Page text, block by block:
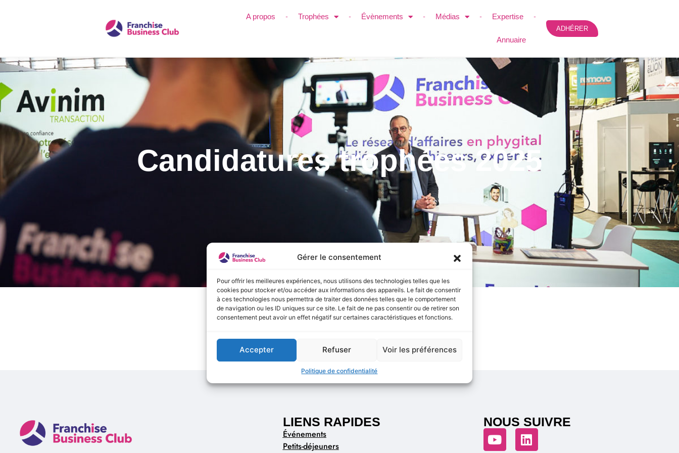
Gérer le consentement
Pour offrir les meilleures expériences, nous utilisons des technologies telles que les
cookies pour stocker et/ou accéder aux informations des appareils. Le fait de consentir
à ces technologies nous permettra de traiter des données telles que le comportement
de navigation ou les ID uniques sur ce site. Le fait de ne pas consentir ou de retirer son
consentement peut avoir un effet négatif sur certaines caractéristiques et fonctions.
Accepter Refuser Voir les préférences
Politique de confidentialité
A propos Trophées Évènements Médias Expertise
Annuaire
ADHÉRER
Candidatures trophées 2025
Candidatures trophées
LIENS RAPIDES
Événements
Petits-déjeuners
NOUS SUIVRE